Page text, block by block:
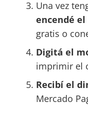
Una vez
encendé
gratis o
Digitá el
imprimir el
Recibí el
Mercado